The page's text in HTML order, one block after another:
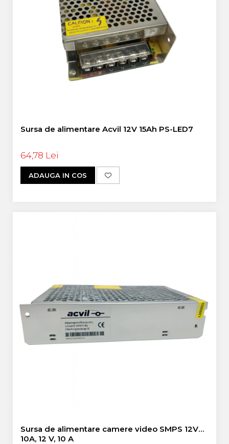
Sursa de alimentare Acvil 12V 15Ah PS-LED7
64,78 Lei
ADAUGA IN COS
Sursa de alimentare camere video SMPS 12V
10A, 12 V, 10 A